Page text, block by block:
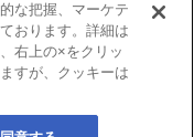
な把握、マーケテ
おります。詳細は
右上の×をクリッ
すが、クッキーは